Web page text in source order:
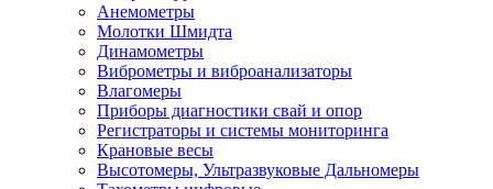
Анемометры
Молотки Шмидта
Динамометры
Виброметры и виброанализаторы
Влагомеры
Приборы диагностики свай и опор
Регистраторы и системы мониторинга
Крановые весы
Высотомеры, Ультразвуковые Дальномеры